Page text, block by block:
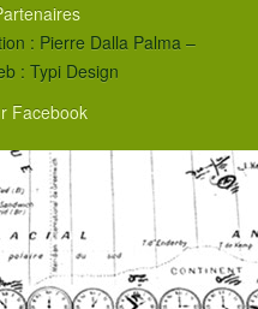
: Pierre Dalla Palma –
: Typi Design
Facebook